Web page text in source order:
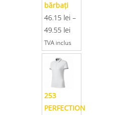
bărbaţi
46.15 lei –
49.55 lei
TVA inclus
253
PERFECTION